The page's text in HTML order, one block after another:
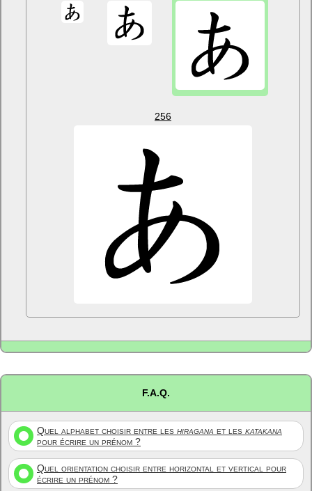
256
F.A.Q.
Quel alphabet choisir entre les hiragana et les katakana
pour écrire un prénom ?
Quel orientation choisir entre horizontal et vertical pour
écrire un prénom ?